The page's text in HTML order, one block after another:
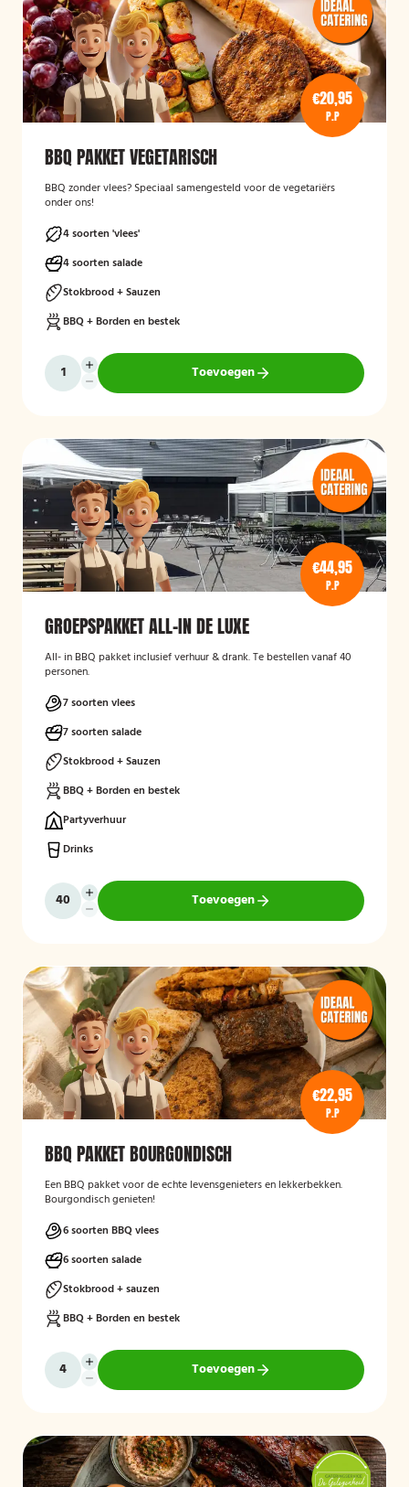
€20,95
P.P
BBQ PAKKET VEGETARISCH
BBQ zonder vlees? Speciaal samengesteld voor de vegetariërs
onder ons!
4 soorten 'vlees'
4 soorten salade
Stokbrood + Sauzen
BBQ + Borden en bestek
Toevoegen
€44,95
P.P
GROEPSPAKKET ALL-IN DE LUXE
All- in BBQ pakket inclusief verhuur & drank. Te bestellen vanaf 40
personen.
7 soorten vlees
7 soorten salade
Stokbrood + Sauzen
BBQ + Borden en bestek
Partyverhuur
Drinks
Toevoegen
€22,95
P.P
BBQ PAKKET BOURGONDISCH
Een BBQ pakket voor de echte levensgenieters en lekkerbekken.
Bourgondisch genieten!
6 soorten BBQ vlees
6 soorten salade
Stokbrood + sauzen
BBQ + Borden en bestek
Toevoegen